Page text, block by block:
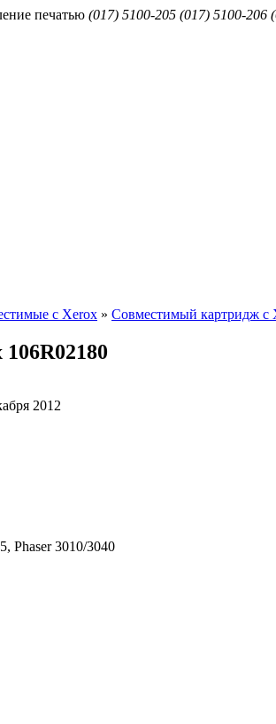
печатью (017) 5100-205 (017) 5100-206
с Xerox » Совместимый картридж с
2012
Phaser 3010/3040